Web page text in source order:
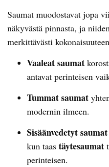
Saumat muodostavat jopa
näkyvästä pinnasta, ja
merkittävästi
Vaaleat saumat
antavat perinteisen
Tummat saumat
modernin ilmeen.
Sisäänvedetyt saumat
kun taas täytesaumat
perinteisen.